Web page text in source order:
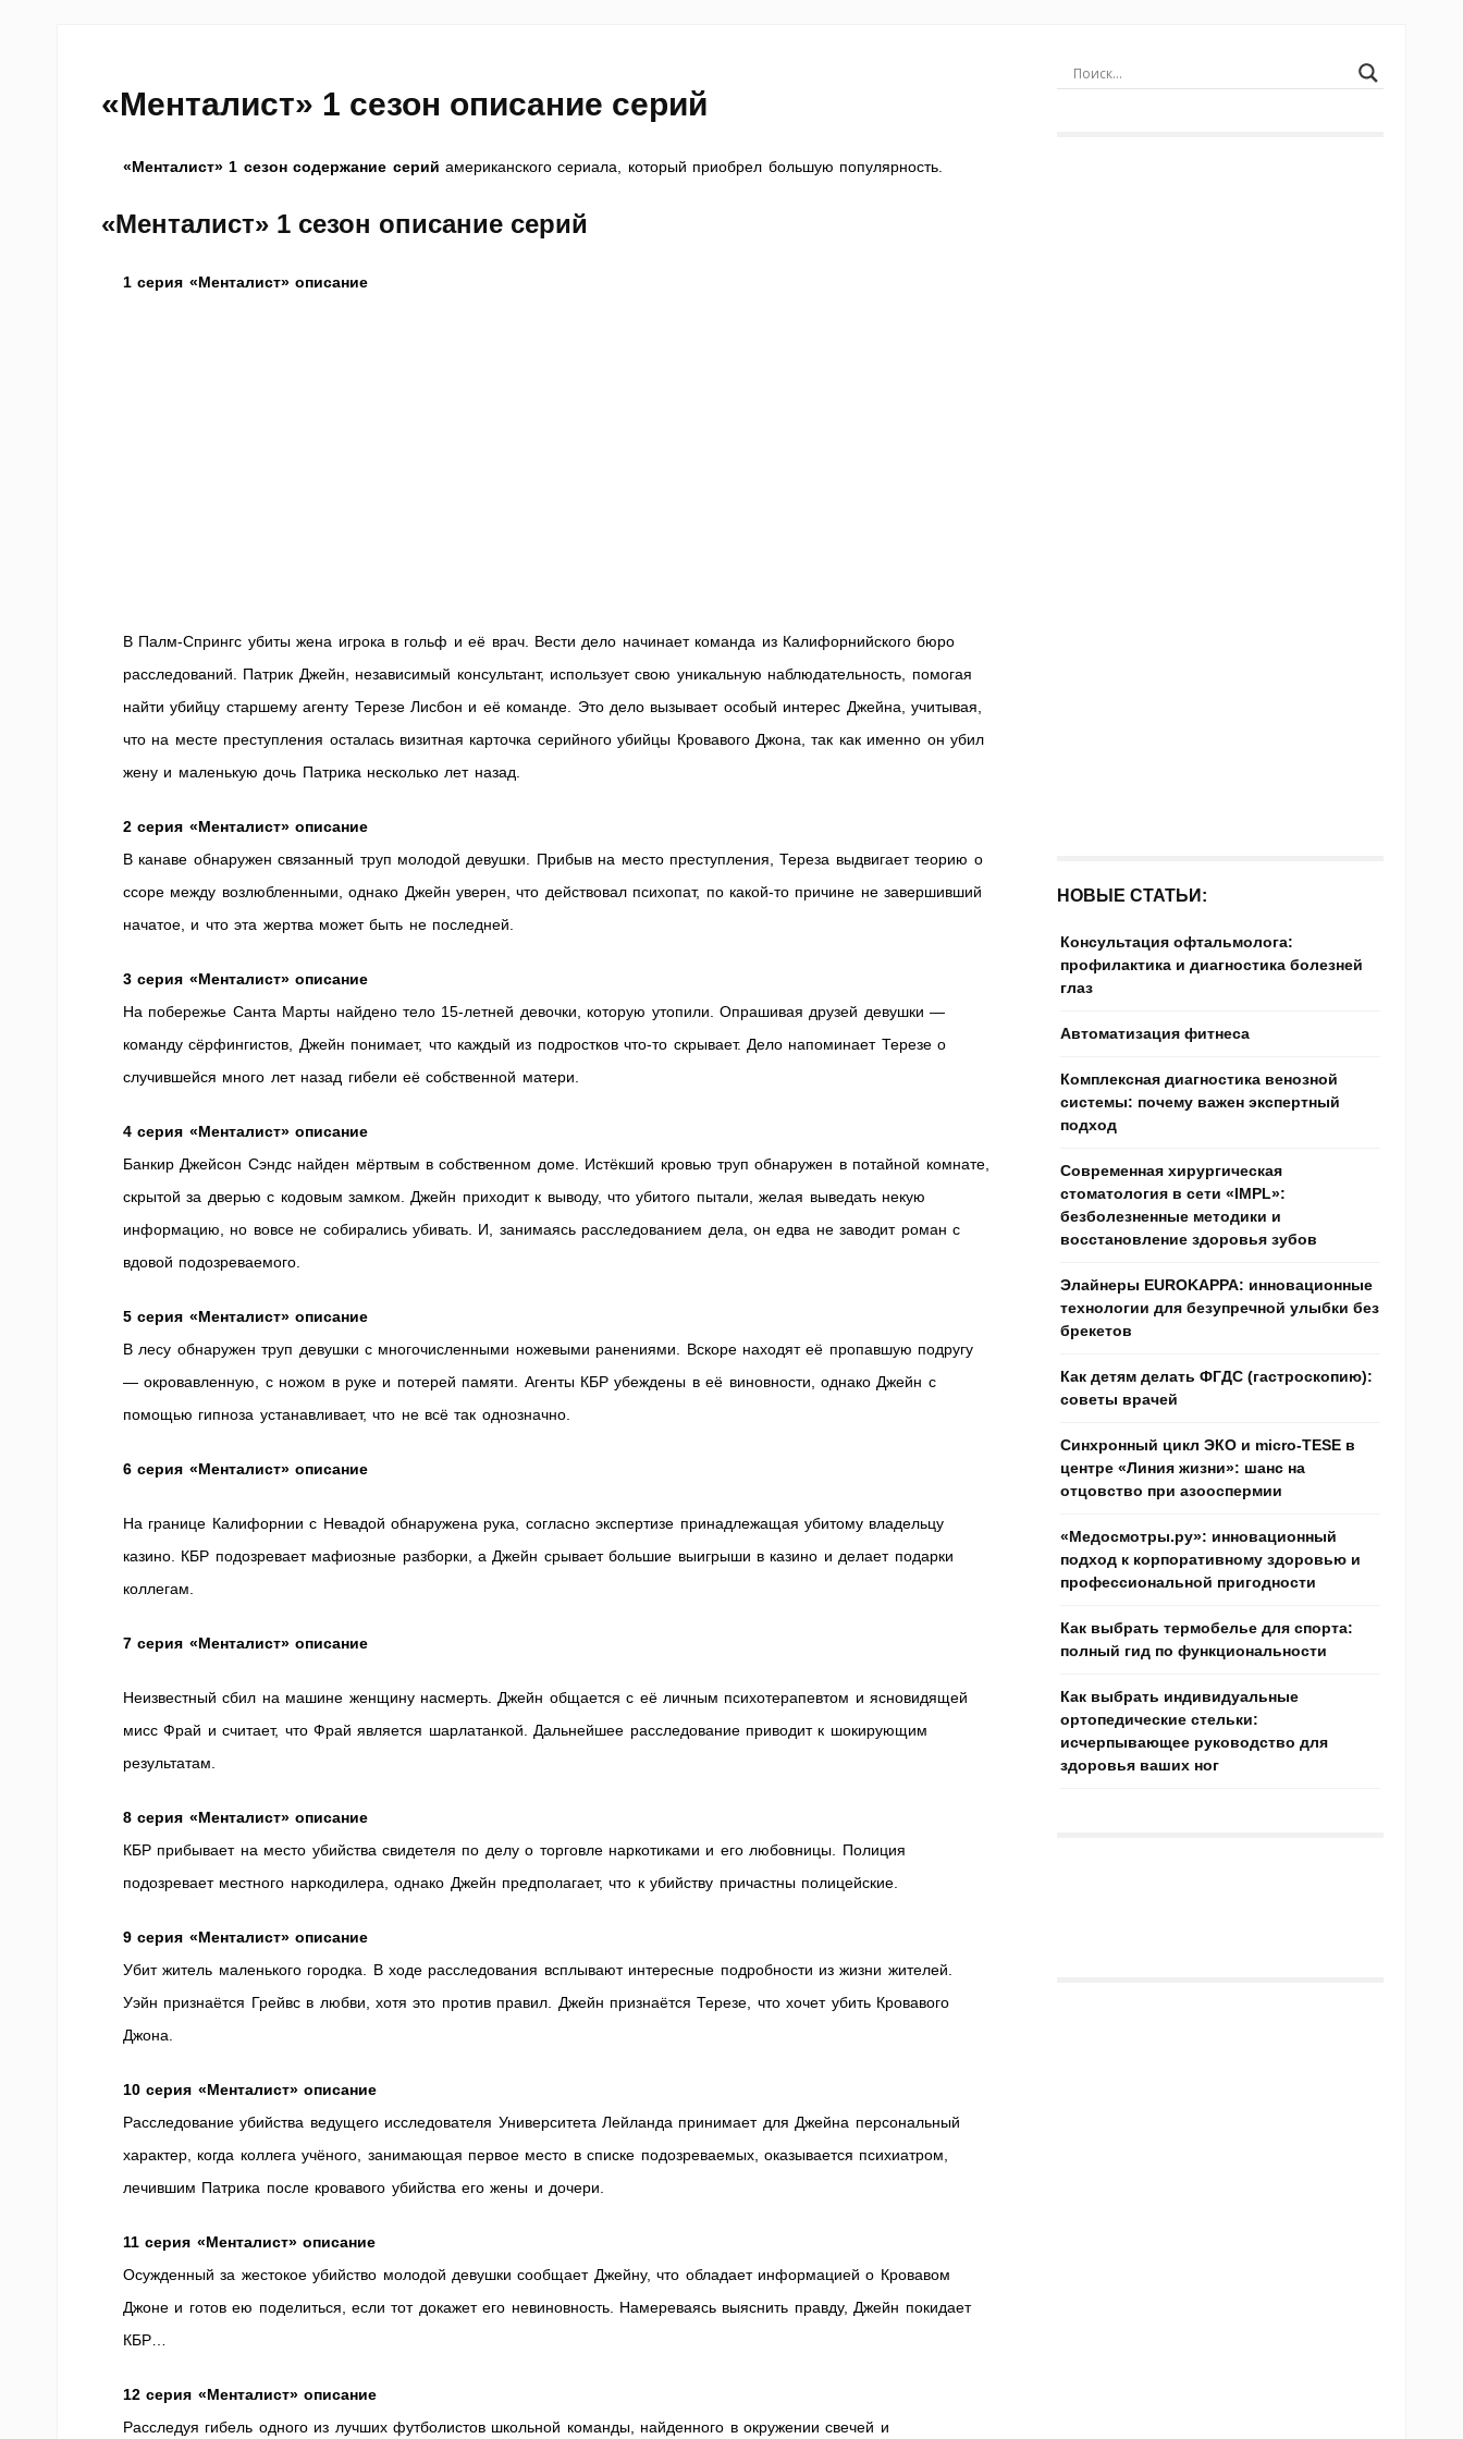
«Менталист» 1 сезон описание серий
«Менталист» 1 сезон содержание серий американского сериала, который приобрел большую популярность.
«Менталист» 1 сезон описание серий
1 серия «Менталист» описание
В Палм-Спрингс убиты жена игрока в гольф и её врач. Вести дело начинает команда из Калифорнийского бюро
расследований. Патрик Джейн, независимый консультант, использует свою уникальную наблюдательность, помогая
найти убийцу старшему агенту Терезе Лисбон и её команде. Это дело вызывает особый интерес Джейна, учитывая,
что на месте преступления осталась визитная карточка серийного убийцы Кровавого Джона, так как именно он убил
жену и маленькую дочь Патрика несколько лет назад.
2 серия «Менталист» описание
В канаве обнаружен связанный труп молодой девушки. Прибыв на место преступления, Тереза выдвигает теорию о
ссоре между возлюбленными, однако Джейн уверен, что действовал психопат, по какой-то причине не завершивший
начатое, и что эта жертва может быть не последней.
3 серия «Менталист» описание
На побережье Санта Марты найдено тело 15-летней девочки, которую утопили. Опрашивая друзей девушки —
команду сёрфингистов, Джейн понимает, что каждый из подростков что-то скрывает. Дело напоминает Терезе о
случившейся много лет назад гибели её собственной матери.
4 серия «Менталист» описание
Банкир Джейсон Сэндс найден мёртвым в собственном доме. Истёкший кровью труп обнаружен в потайной комнате,
скрытой за дверью с кодовым замком. Джейн приходит к выводу, что убитого пытали, желая выведать некую
информацию, но вовсе не собирались убивать. И, занимаясь расследованием дела, он едва не заводит роман с
вдовой подозреваемого.
5 серия «Менталист» описание
В лесу обнаружен труп девушки с многочисленными ножевыми ранениями. Вскоре находят её пропавшую подругу
— окровавленную, с ножом в руке и потерей памяти. Агенты КБР убеждены в её виновности, однако Джейн с
помощью гипноза устанавливает, что не всё так однозначно.
6 серия «Менталист» описание
На границе Калифорнии с Невадой обнаружена рука, согласно экспертизе принадлежащая убитому владельцу
казино. КБР подозревает мафиозные разборки, а Джейн срывает большие выигрыши в казино и делает подарки
коллегам.
7серия «Менталист» описание
Неизвестный сбил на машине женщину насмерть. Джейн общается с её личным психотерапевтом и ясновидящей
мисс Фрай и считает, что Фрай является шарлатанкой. Дальнейшее расследование приводит к шокирующим
результатам.
8 серия «Менталист» описание
КБР прибывает на место убийства свидетеля по делу о торговле наркотиками и его любовницы. Полиция
подозревает местного наркодилера, однако Джейн предполагает, что к убийству причастны полицейские.
9 серия «Менталист» описание
Убит житель маленького городка. В ходе расследования всплывают интересные подробности из жизни жителей.
Уэйн признаётся Грейвс в любви, хотя это против правил. Джейн признаётся Терезе, что хочет убить Кровавого
Джона.
10 серия «Менталист» описание
Расследование убийства ведущего исследователя Университета Лейланда принимает для Джейна персональный
характер, когда коллега учёного, занимающая первое место в списке подозреваемых, оказывается психиатром,
лечившим Патрика после кровавого убийства его жены и дочери.
11 серия «Менталист» описание
Осужденный за жестокое убийство молодой девушки сообщает Джейну, что обладает информацией о Кровавом
Джоне и готов ею поделиться, если тот докажет его невиновность. Намереваясь выяснить правду, Джейн покидает
КБР…
12 серия «Менталист» описание
Расследуя гибель одного из лучших футболистов школьной команды, найденного в окружении свечей и
НОВЫЕ СТАТЬИ:
Консультация офтальмолога:
профилактика и диагностика болезней
глаз
Автоматизация фитнеса
Комплексная диагностика венозной
системы: почему важен экспертный
подход
Современная хирургическая
стоматология в сети «IMPL»:
безболезненные методики и
восстановление здоровья зубов
Элайнеры EUROKAPPA: инновационные
технологии для безупречной улыбки без
брекетов
Как детям делать ФГДС (гастроскопию):
советы врачей
Синхронный цикл ЭКО и micro-TESE в
центре «Линия жизни»: шанс на
отцовство при азооспермии
«Медосмотры.ру»: инновационный
подход к корпоративному здоровью и
профессиональной пригодности
Как выбрать термобелье для спорта:
полный гид по функциональности
Как выбрать индивидуальные
ортопедические стельки:
исчерпывающее руководство для
здоровья ваших ног